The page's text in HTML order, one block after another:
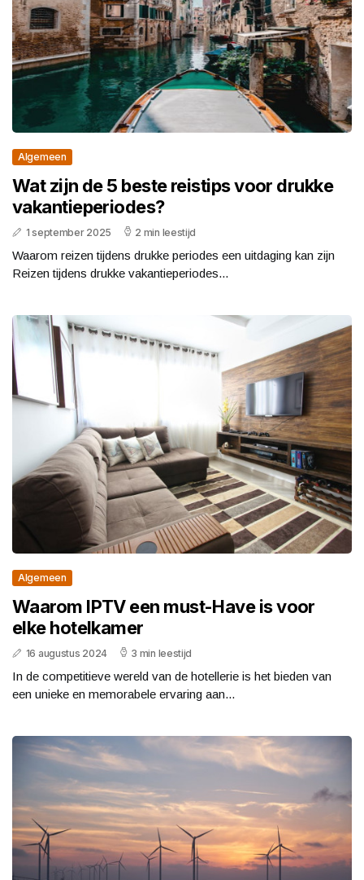
Algemeen
Wat zijn de 5 beste reistips voor drukke
vakantieperiodes?
1 september 2025 2 min leestijd
Waarom reizen tijdens drukke periodes een uitdaging kan zijn
Reizen tijdens drukke vakantieperiodes...
Algemeen
Waarom IPTV een must-Have is voor
elke hotelkamer
16 augustus 2024 3 min leestijd
In de competitieve wereld van de hotellerie is het bieden van
een unieke en memorabele ervaring aan...